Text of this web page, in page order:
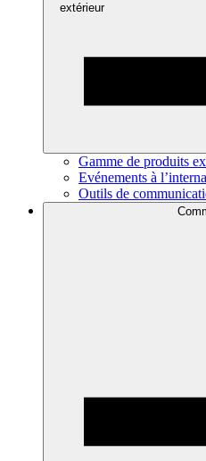
extérieur
Gamme de produits
Evénements à
Outils de